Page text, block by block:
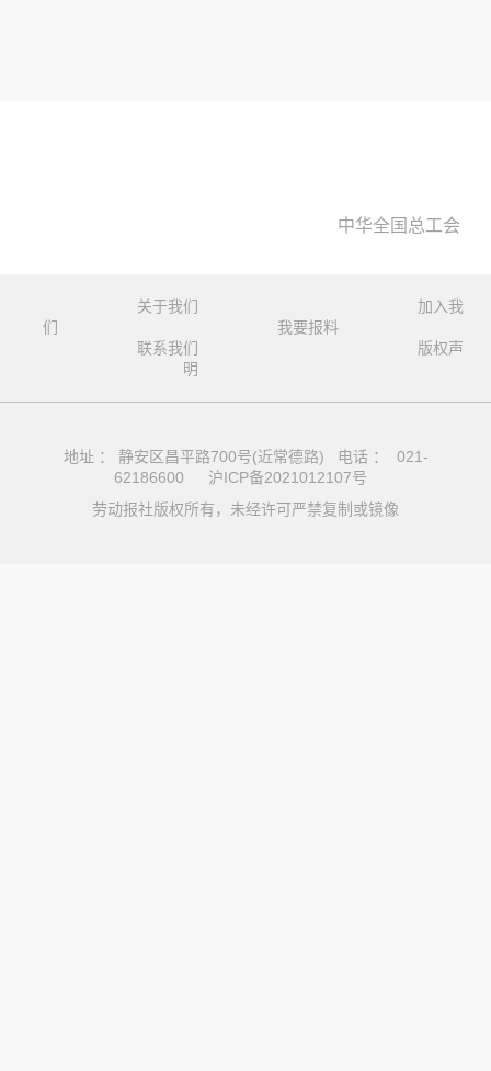
中华全国总工会
关于我们
加入我
们
我要报料
联系我们
版权声
明
地址 ： 静安区昌平路700号(近常德路) 电话 ： 021-
62186600
沪ICP备2021012107号
劳动报社版权所有，未经许可严禁复制或镜像